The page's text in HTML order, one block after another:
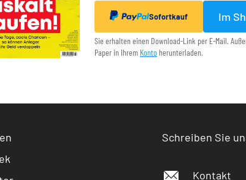
Sofortkauf Im
Sie erhalten einen Download-Link per E-Mail.
Paper in Ihrem Konto herunterladen.
Schreiben Sie
Kontakt